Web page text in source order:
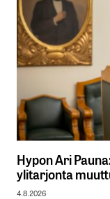
Hypon Ari
ylitarjonta
4.8.2026